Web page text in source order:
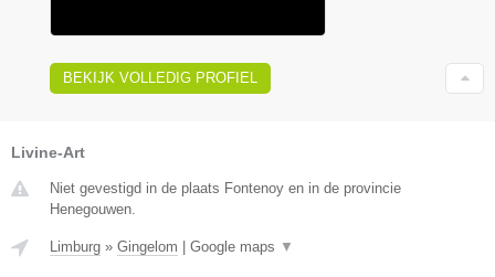
BEKIJK VOLLEDIG PROFIEL
Livine-Art
Niet gevestigd in de plaats Fontenoy en in de provincie
Henegouwen.
Limburg » Gingelom | Google maps ▼